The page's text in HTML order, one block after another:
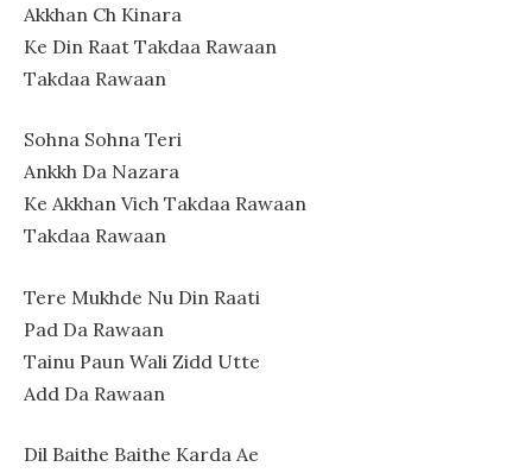
Akkhan Ch Kinara
Ke Din Raat Takdaa Rawaan
Takdaa Rawaan
Sohna Sohna Teri
Ankkh Da Nazara
Ke Akkhan Vich Takdaa Rawaan
Takdaa Rawaan
Tere Mukhde Nu Din Raati
Pad Da Rawaan
Tainu Paun Wali Zidd Utte
Add Da Rawaan
Dil Baithe Baithe Karda Ae